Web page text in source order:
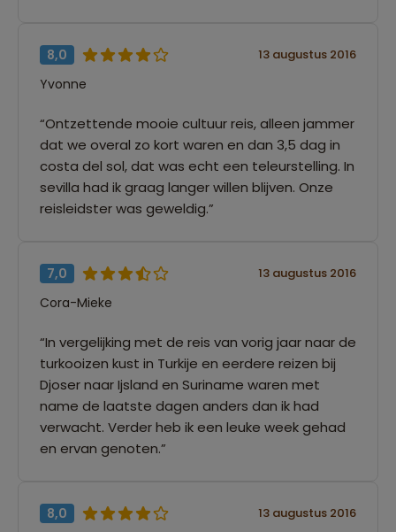
8,0 13 augustus 2016
Yvonne
“Ontzettende mooie cultuur reis, alleen jammer
dat we overal zo kort waren en dan 3,5 dag in
costa del sol, dat was echt een teleurstelling. In
sevilla had ik graag langer willen blijven. Onze
reisleidster was geweldig.”
7,0 13 augustus 2016
Cora-Mieke
“In vergelijking met de reis van vorig jaar naar de
turkooizen kust in Turkije en eerdere reizen bij
Djoser naar Ijsland en Suriname waren met
name de laatste dagen anders dan ik had
verwacht. Verder heb ik een leuke week gehad
en ervan genoten.”
8,0 13 augustus 2016